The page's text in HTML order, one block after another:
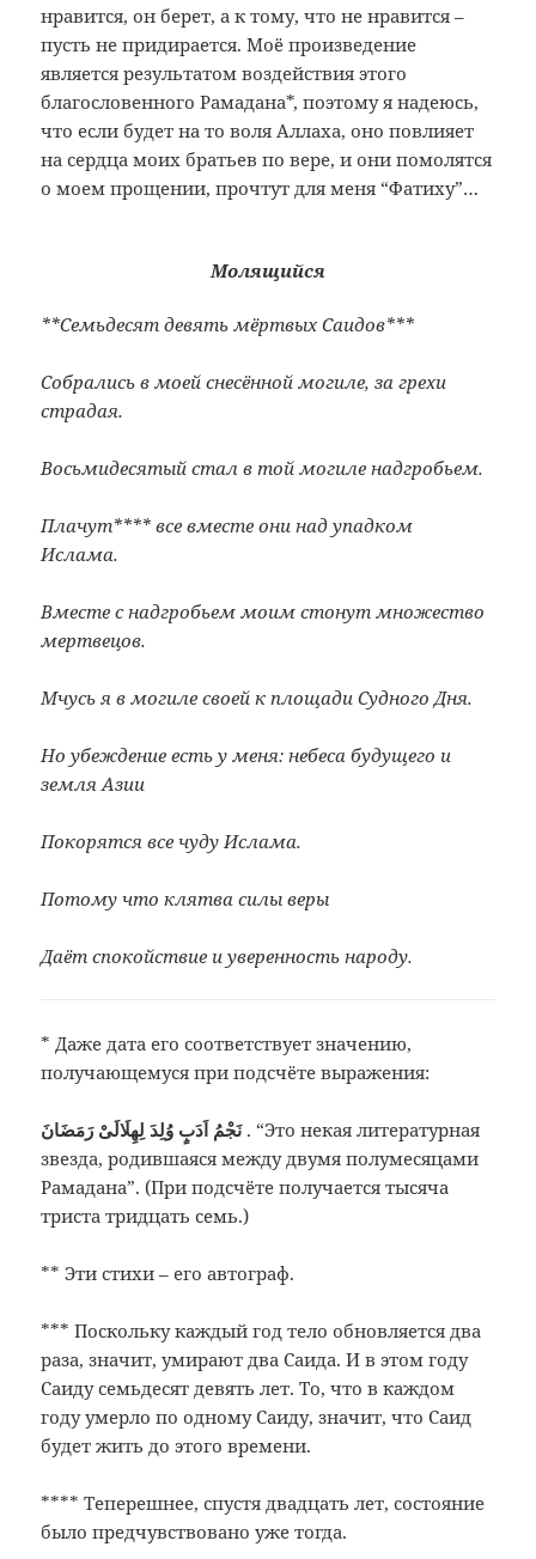
нравится, он берет, а к тому, что не нравится –
пусть не придирается. Моё произведение
является результатом воздействия этого
благословенного Рамадана*, поэтому я надеюсь,
что если будет на то воля Аллаха, оно повлияет
на сердца моих братьев по вере, и они помолятся
о моем прощении, прочтут для меня “Фатиху”…
Молящийся
**Семьдесят девять мёртвых Саидов***
Собрались в моей снесённой могиле, за грехи
страдая.
Восьмидесятый стал в той могиле надгробьем.
Плачут**** все вместе они над упадком
Ислама.
Вместе с надгробьем моим стонут множество
мертвецов.
Мчусь я в могиле своей к площади Судного Дня.
Но убеждение есть у меня: небеса будущего и
земля Азии
Покорятся все чуду Ислама.
Потому что клятва силы веры
Даёт спокойствие и уверенность народу.
*Даже дата его соответствует значению,
получающемуся при подсчёте выражения:
نَجْمُ اَدَبٍ وُلِدَ لِهِلَالَىْ رَمَضَانَ . “Это некая литературная
звезда,родившаяся между двумя полумесяцами
Рамадана”. (При подсчёте получаетсятысяча
триста тридцать семь.)
**Эти стихи – его автограф.
***Поскольку каждый год тело обновляетсядва
раза, значит, умирают два Саида. Ив этом году
Саиду семьдесят девять лет.То, что в каждом
году умерло по одномуСаиду, значит, что Саид
будет жить доэтого времени.
****Теперешнее, спустя двадцать лет,состояние
было предчувствовано ужетогда.